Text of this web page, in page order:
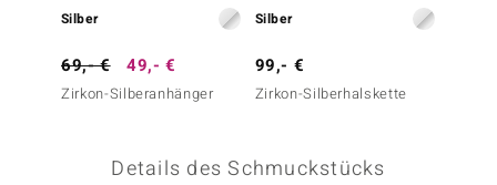
BY DE MELO
Silber
69,- € 49,- €
Zirkon-Silberanhänger
Silber
99,- €
Zirkon-Silberhalskette
Details des Schmuckstücks